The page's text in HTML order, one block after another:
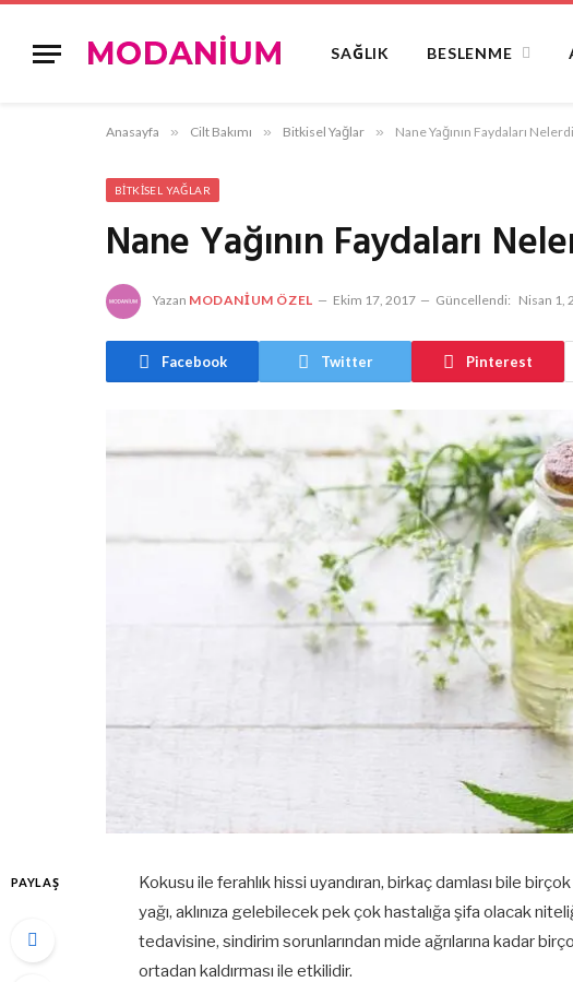
SAĞLIK BESLENME
Anasayfa » Cilt Bakımı » Bitkisel Yağlar » Nane Yağının Faydaları
BITKISEL YAĞLAR
Nane Yağının Faydaları
Yazan MODANIUM ÖZEL Ekim 17, 2017 Güncellendi: Nisan 1,
Facebook Twitter Pinterest
PAYLAŞ
Kokusu ile ferahlık hissi uyandıran, birkaç damlası bile
yağı, aklınıza gelebilecek pek çok hastalığa şifa olacak
tedavisine, sindirim sorunlarından mide ağrılarına kadar
ortadan kaldırması ile etkilidir.